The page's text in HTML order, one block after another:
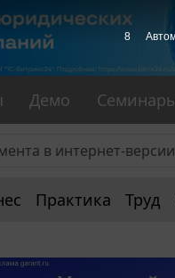
Демо
Практика Труд
7